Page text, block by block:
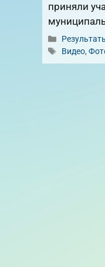
приняли
Рубрики
Метки
Видео,